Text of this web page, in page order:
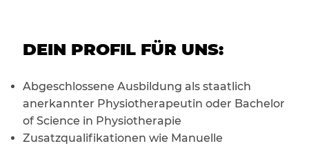
DEIN PROFIL FÜR UNS:
Abgeschlossene Ausbildung als staatlich
anerkannter Physiotherapeutin oder Bachelor
of Science in Physiotherapie
Zusatzqualifikationen wie Manuelle